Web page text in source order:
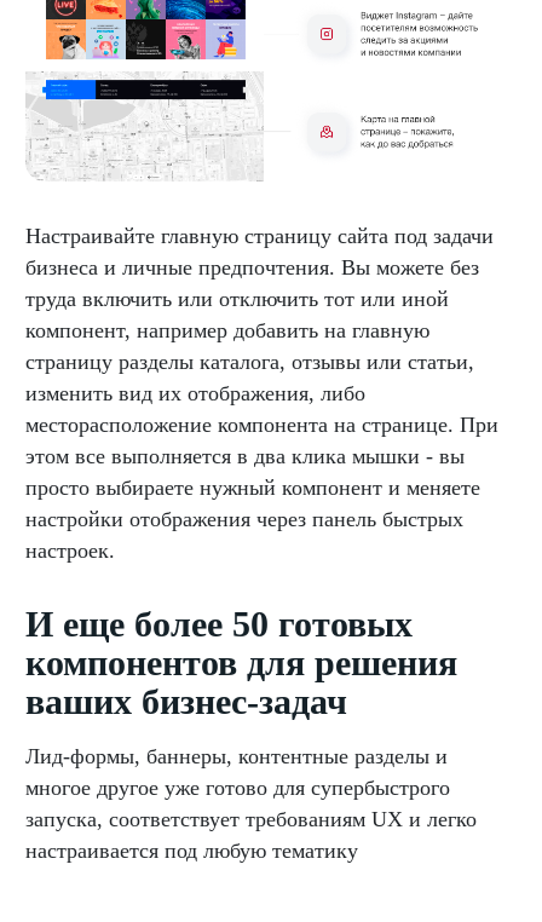
Настраивайте главную страницу сайта под задачи
бизнеса и личные предпочтения. Вы можете без
труда включить или отключить тот или иной
компонент, например добавить на главную
страницу разделы каталога, отзывы или статьи,
изменить вид их отображения, либо
месторасположение компонента на странице. При
этом все выполняется в два клика мышки - вы
просто выбираете нужный компонент и меняете
настройки отображения через панель быстрых
настроек.
И еще более 50 готовых
компонентов для решения
ваших бизнес-задач
Лид-формы, баннеры, контентные разделы и
многое другое уже готово для супербыстрого
запуска, соответствует требованиям UX и легко
настраивается под любую тематику